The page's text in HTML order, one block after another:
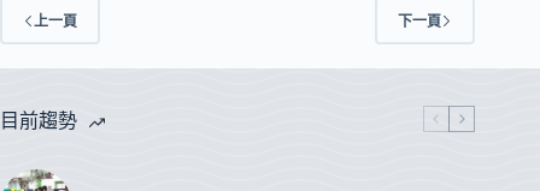
上一頁 下一頁
目前趨勢